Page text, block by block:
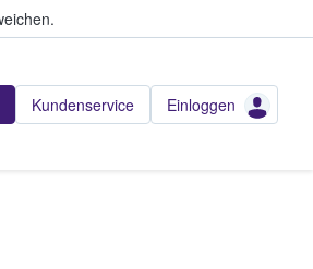
Kundenservice Einloggen